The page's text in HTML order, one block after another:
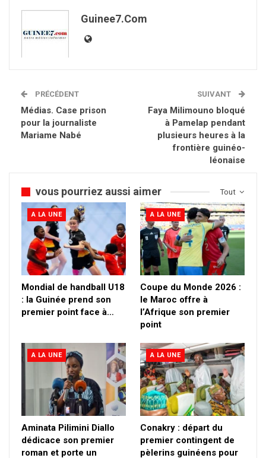
Guinee7.com
PRÉCÉDENT
Médias. Case prison
pour la journaliste
Mariame Nabé
SUIVANT
Faya Milimouno bloqué
à Pamelap pendant
plusieurs heures à la
frontière guinéo-
léonaise
Tout
vous pourriez aussi aimer
A LA UNE
Mondial de handball U18
: la Guinée prend son
premier point face à…
A LA UNE
Coupe du Monde 2026 :
le Maroc offre à
l’Afrique son premier
point
A LA UNE
Aminata Pilimini Diallo
dédicace son premier
roman et porte un
A LA UNE
Conakry : départ du
premier contingent de
pèlerins guinéens pour